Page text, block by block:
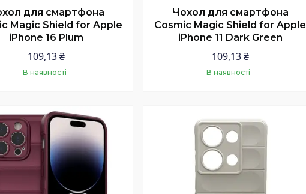
для смартфона
Magic Shield for Apple
iPhone 16 Plum
109,13 ₴
В наявності
Купити
Чохол для смартфона
Cosmic Magic Shield for Apple
iPhone 11 Dark Green
109,13 ₴
В наявності